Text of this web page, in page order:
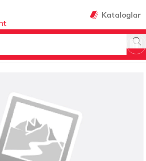
Kataloglar
PARFÜM MAKİNELERİ & YEDEKLERİ